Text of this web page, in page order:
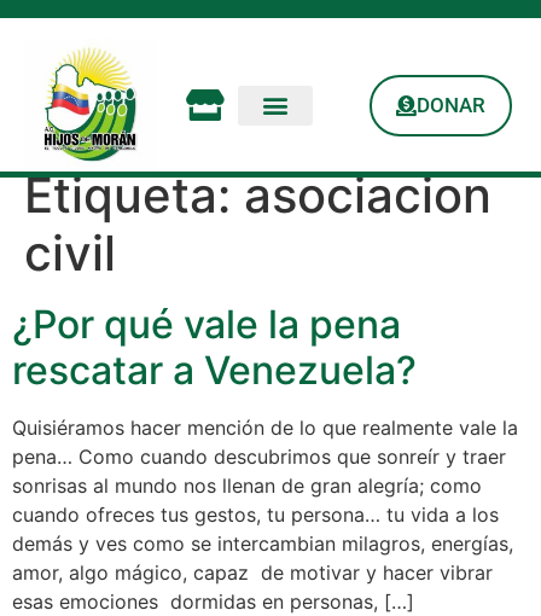
DONAR
Etiqueta:asociacion
civil
¿Por qué vale la pena
rescatar a Venezuela?
Quisiéramos hacer mención de lo que realmente vale la
pena… Como cuando descubrimos que sonreír y traer
sonrisas al mundo nos llenan de gran alegría; como
cuando ofreces tus gestos, tu persona… tu vida a los
demás y ves como se intercambian milagros, energías,
amor, algo mágico, capaz de motivar y hacer vibrar
esas emociones dormidas en personas, […]